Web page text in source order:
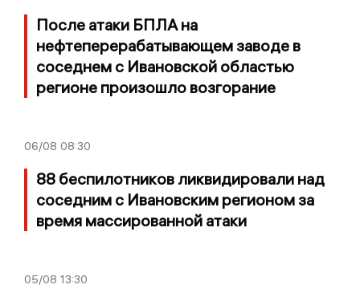
После атаки БПЛА на
нефтеперерабатывающем заводе в
соседнем с Ивановской областью
регионе произошло возгорание
06/08 08:30
88 беспилотников ликвидировали над
соседним с Ивановским регионом за
время массированной атаки
05/08 13:30